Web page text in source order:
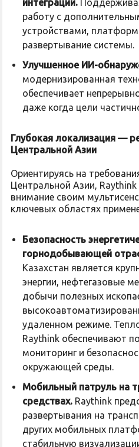
интеграции.
работу с
устройствами,
развертывание системы.
Улучшенное ИИ-
модернизированная
обеспечивает
даже когда цели
Глубокая локализация —
Центральной Азии
Ориентируясь на
Центральной Азии,
внимание своим
ключевых областях
Безопасность
горнодобывающей
Казахстан является
энергии, нефтегазовые
добычи полезных
удаленном режиме.
Raythink обеспечивают
мониторинг и
окружающей среды.
Мобильный патруль на
средствах. Raythink
развертывания на
других мобильных
стабильную